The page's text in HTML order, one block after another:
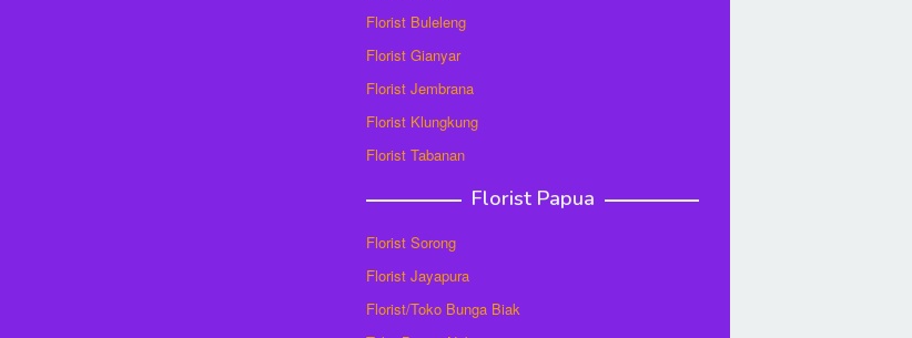
Florist Buleleng
Florist Gianyar
Florist Jembrana
Florist Klungkung
Florist Tabanan
Florist Papua
Florist Sorong
Florist Jayapura
Florist/Toko Bunga Biak